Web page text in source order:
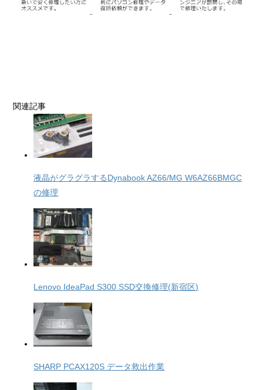
関連記事
液晶がグラグラするDynabook AZ66/MG W6AZ66BMGC
の修理
Lenovo IdeaPad S300 SSD交換修理(新宿区)
SHARP PCAX120S データ救出作業